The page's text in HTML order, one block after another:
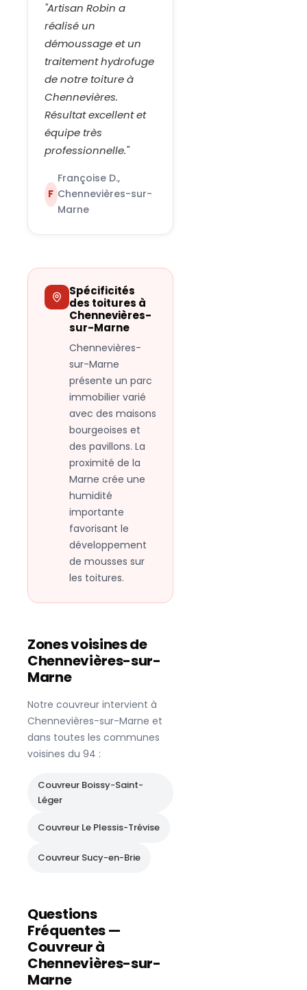
"Artisan Robin a
réalisé un
démoussage et un
traitement hydrofuge
de notre toiture à
Chennevières.
Résultat excellent et
équipe très
professionnelle."
F
Françoise D.,
Chennevières-sur-
Marne
Spécificités
des toitures à
Chennevières-
sur-Marne
Chennevières-
sur-Marne
présente un parc
immobilier varié
avec des maisons
bourgeoises et
des pavillons. La
proximité de la
Marne crée une
humidité
importante
favorisant le
développement
de mousses sur
les toitures.
Zones voisines de
Chennevières-sur-
Marne
Notre couvreur intervient à
Chennevières-sur-Marne et
dans toutes les communes
voisines du 94 :
Couvreur Boissy-Saint-
Léger
Couvreur Le Plessis-Trévise
Couvreur Sucy-en-Brie
Questions
Fréquentes —
Couvreur à
Chennevières-sur-
Marne